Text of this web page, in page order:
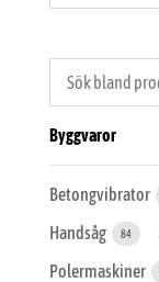
Byggvaror
Betongvibrator
Handsåg 84
Polermaskiner